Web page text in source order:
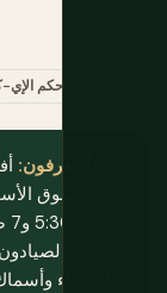
مانيابا أمبو، حكم
أهلًا يعرفون:
هو سوق
الصفراء